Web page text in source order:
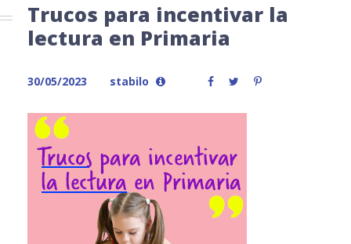
Trucos para incentivar la
lectura en Primaria
30/05/2023 stabilo